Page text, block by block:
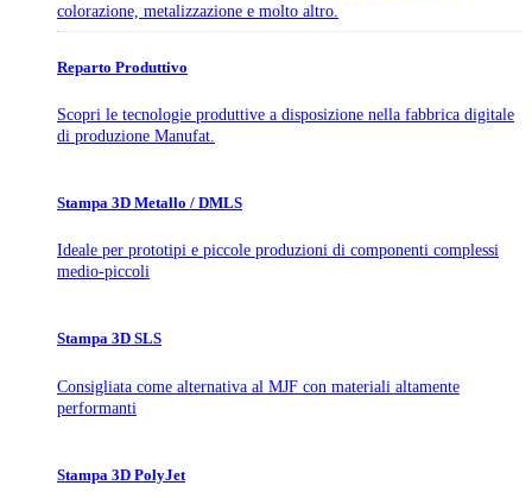
colorazione, metalizzazione e molto altro.
Reparto Produttivo
Scopri le tecnologie produttive a disposizione nella fabbrica digitale
di produzione Manufat.
Stampa 3D Metallo / DMLS
Ideale per prototipi e piccole produzioni di componenti complessi
medio-piccoli
Stampa 3D SLS
Consigliata come alternativa al MJF con materiali altamente
performanti
Stampa 3D PolyJet